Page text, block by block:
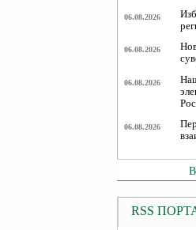
06.08.2026
06.08.2026
06.08.2026
06.08.2026
RSS